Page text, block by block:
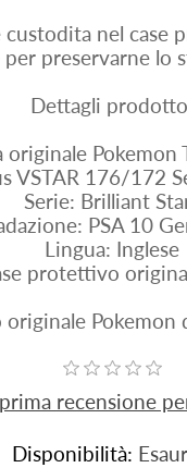
custodita nel case
per preservarne lo
Dettagli
originale Pokemon
VSTAR 176/172
Serie: Brilliant
PSA 10
Lingua: Inglese
protettivo
Pokemon
recensione
Disponibilità: